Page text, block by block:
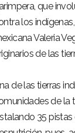
que
los
Valeria
de las
de las tierras
de la
35